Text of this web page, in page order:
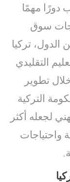
دورًا مهمًا
سوق
الدول، تركيا
التقليدي
تطوير
التركية
لجعله أكثر
واحتياجات